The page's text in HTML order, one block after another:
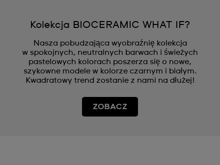
Kolekcja BIOCERAMIC WHAT IF?
Nasza pobudzająca wyobraźnię kolekcja
w spokojnych, neutralnych barwach i świeżych
pastelowych kolorach poszerza się o nowe,
szykowne modele w kolorze czarnym i białym.
Kwadratowy trend zostanie z nami na dłużej!
ZOBACZ